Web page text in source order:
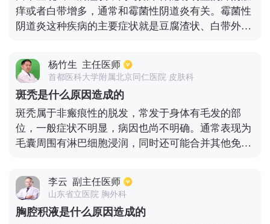
痒或者白带增多，通常和霉菌性阴道炎有关。霉菌性
阴道炎这种疾病的主要症状就是豆腐渣状、白带外阴
一般不需要进行治疗。出现白带豆腐渣样一般需要结
合其他的症状来进行分辨，如果属于正常可以暂时不
治疗，如果存在有外阴红肿、阴道异味、外阴瘙痒，
多数会和霉菌性阴道炎有关，需要尽快进行药物治
疗。
杨竹生 主任医师
首都医科大学附属北京同仁医院 皮肤科
斑秃是什么原因造成的
斑秃属于非瘢痕性的脱发，常发于身体有毛发的部
位，一般症状不明显，病因也尚不明确。通常表现为
毛囊周围有淋巴细胞浸润，同时还可能合并其他免疫
与自身免疫有一定的关系。引起斑秃的原因还可能与
遗传有关，同时还可能与精神异常，精神创伤，感染
病灶和内分泌失调有关。
李云 副主任医师
山东省立医院 胸外科
胸腔积液是什么原因造成的